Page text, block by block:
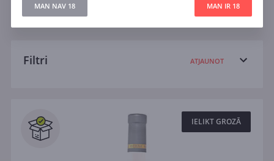
Sauss Pussauss Salds
Filtri ATJAUNOT
Visi IELIKT GROZĀ
MAN NAV 18 MAN IR 18